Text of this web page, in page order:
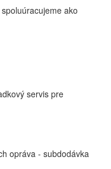
ako
servis pre
opráva - subdodávka